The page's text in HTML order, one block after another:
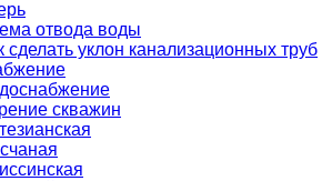
отвода воды
сделать уклон канализационных труб
скважин